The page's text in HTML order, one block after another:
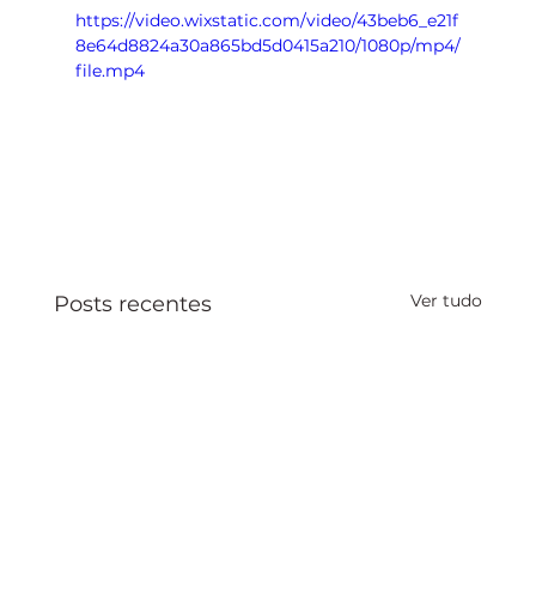
https://video.wixstatic.com/video/43beb6_e21f
8e64d8824a30a865bd5d0415a210/1080p/mp4/
file.mp4
Posts recentes Ver tudo